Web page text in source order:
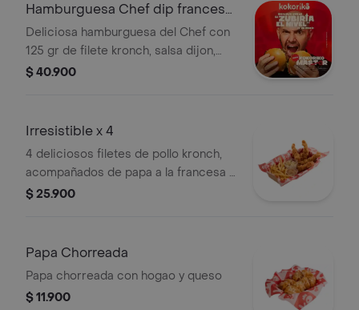
Hamburguesa Chef dip frances
Kombo
Deliciosa hamburguesa del Chef con
125 gr de filete kronch, salsa dijon,
queso doble crema, vegetales
$ 40.900
Irresistible x 4
4 deliciosos filetes de pollo kronch,
acompañados de papa a la francesa o
papa de la casa, mas ensalada
$ 25.900
Papa Chorreada
Papa chorreada con hogao y queso
$ 11.900